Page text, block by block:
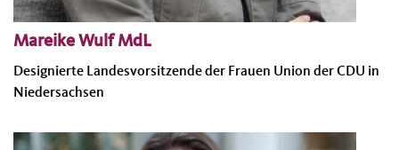
Mareike Wulf MdL
Designierte Landesvorsitzende der Frauen Union der CDU in
Niedersachsen